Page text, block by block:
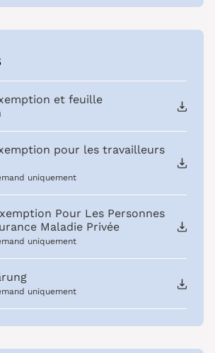
et feuille
pour les travailleurs
uniquement
Pour Les Personnes
Maladie Privée
uniquement
uniquement